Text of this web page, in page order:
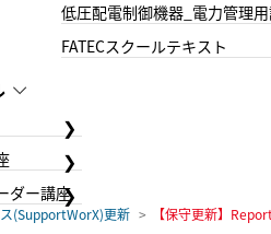
低圧配電制御機器_電力管理
FATECスクールテキスト
ダー講座
(SupportWorX)更新 【保守更新】